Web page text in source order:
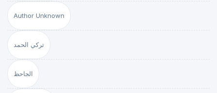
Author Unknown
تركي الحمد
الجاحظ